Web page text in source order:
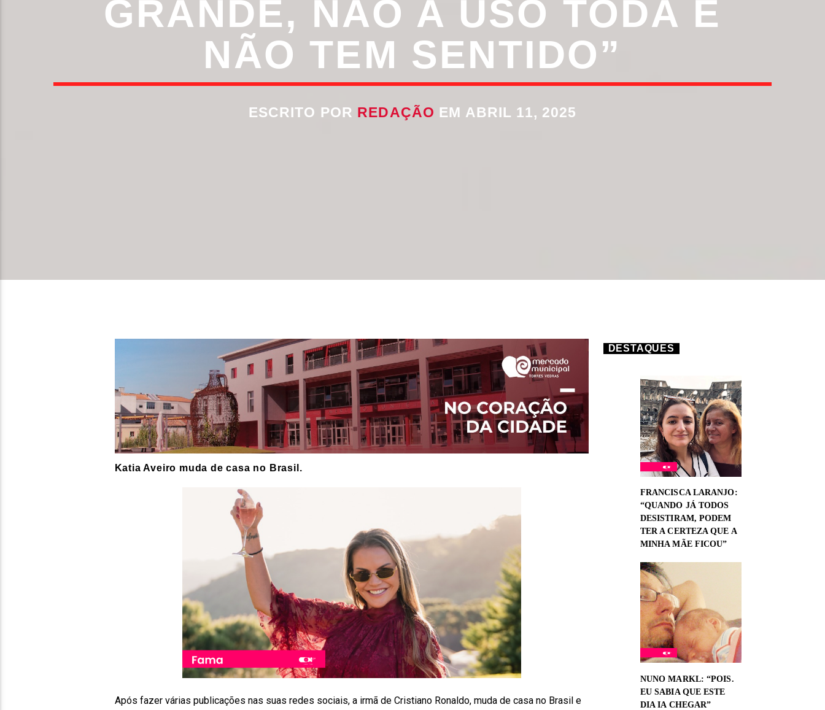
GRANDE, NÃO A USO TODA E
NÃO TEM SENTIDO”
ESCRITO POR REDAÇÃO EM ABRIL 11, 2025
Katia Aveiro muda de casa no Brasil.
Após fazer várias publicações nas suas redes sociais, a irmã de Cristiano Ronaldo, muda de casa no Brasil e
DESTAQUES
FRANCISCA LARANJO:
“QUANDO JÁ TODOS
DESISTIRAM, PODEM
TER A CERTEZA QUE A
MINHA MÃE FICOU”
NUNO MARKL: “POIS.
EU SABIA QUE ESTE
DIA IA CHEGAR”